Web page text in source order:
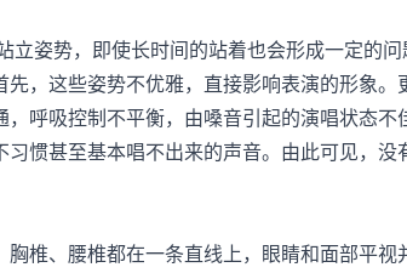
姿势，即使长时间的站着也会形成一定的问
，这些姿势不优雅，直接影响表演的形象。
呼吸控制不平衡，由嗓音引起的演唱状态不
惯甚至基本唱不出来的声音。由此可见，没
、腰椎都在一条直线上，眼睛和面部平视